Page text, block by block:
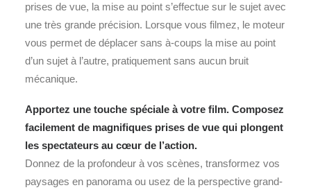
prises de vue, la mise au point s’effectue sur le sujet avec
une très grande précision. Lorsque vous filmez, le moteur
vous permet de déplacer sans à-coups la mise au point
d’un sujet à l’autre, pratiquement sans aucun bruit
mécanique.
Apportez une touche spéciale à votre film. Composez
facilement de magnifiques prises de vue qui plongent
les spectateurs au cœur de l’action.
Donnez de la profondeur à vos scènes, transformez vos
paysages en panorama ou usez de la perspective grand-